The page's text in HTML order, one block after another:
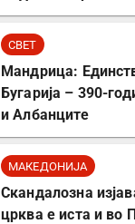
СВЕТ
Мандрица:
Бугарија – 390-
и Албанците
МАКЕДОНИЈА
Скандалозна
црква е иста и во